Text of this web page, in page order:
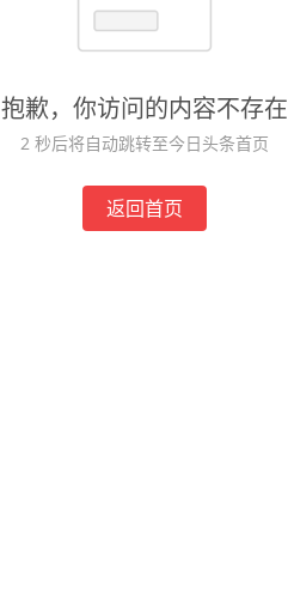
抱歉，你访问的内容不存在
1 秒后将自动跳转至今日头条首页
返回首页